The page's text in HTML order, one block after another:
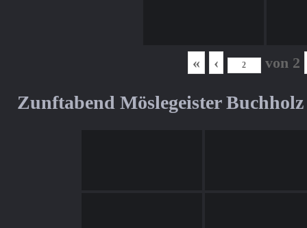
« ‹ von 2
Zunftabend Möslegeister Buchholz